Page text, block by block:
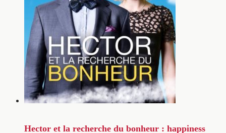
Hector et la recherche du bonheur : happiness